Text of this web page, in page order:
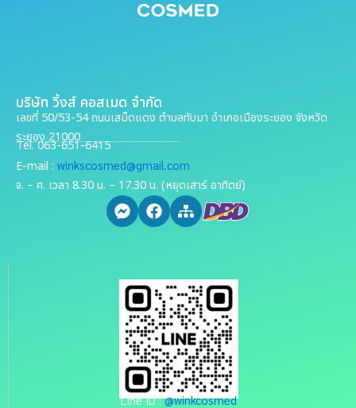
บริษัท วิ้งส์ คอสเมด จำกัด
เลขที่ 50/53-54 ถนนเสม็ดแดง ตำบลทับมา อำเภอเมืองระยอง จังหวัด
ระยอง 21000
Tel. 063-651-6415
E-mail : winkscosmed@gmail.com
จ. – ศ. เวลา 8.30 น. – 17.30 น. (หยุดเสาร์ อาทิตย์)
Line ID :@winkcosmed